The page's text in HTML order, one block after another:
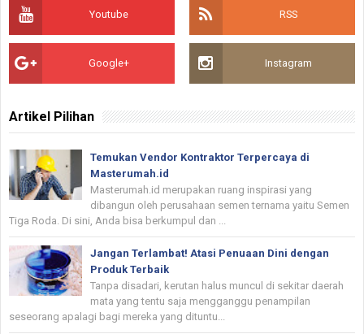
Youtube RSS
Google+ Instagram
Artikel Pilihan
Temukan Vendor Kontraktor Terpercaya di
Masterumah.id
Masterumah.id merupakan ruang inspirasi yang
dibangun oleh perusahaan semen ternama yaitu Semen
Tiga Roda. Di sini, Anda bisa berkumpul dan ...
Jangan Terlambat! Atasi Penuaan Dini dengan
Produk Terbaik
Tanpa disadari, kerutan halus muncul di sekitar daerah
mata yang tentu saja mengganggu penampilan
seseorang apalagi bagi mereka yang dituntu...